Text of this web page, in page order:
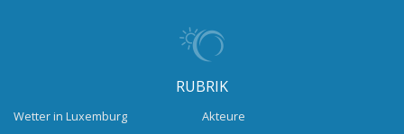
RUBRIK
Wetter in Luxemburg
Akteure